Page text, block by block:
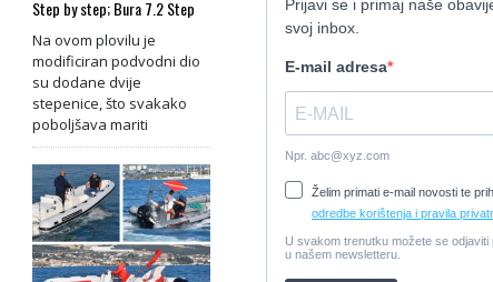
Step by step; Bura 7.2 Step
Na ovom plovilu je
modificiran podvodni dio
su dodane dvije
stepenice, što svakako
poboljšava mariti